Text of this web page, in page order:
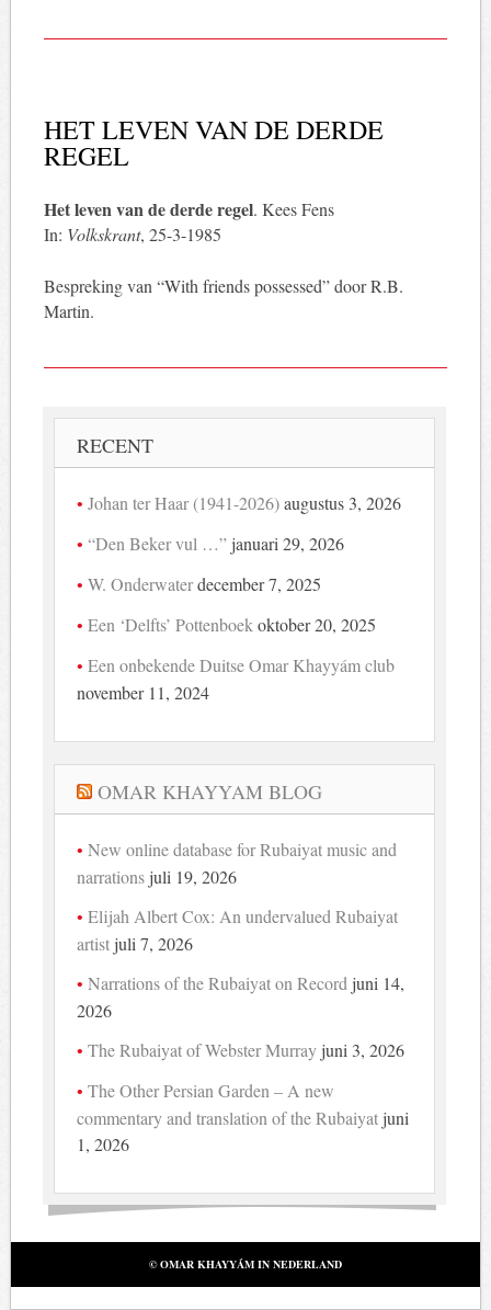
HET LEVEN VAN DE DERDE
REGEL
Het leven van de derde regel. Kees Fens
In: Volkskrant, 25-3-1985
Bespreking van “With friends possessed” door R.B.
Martin.
RECENT
Johan ter Haar (1941-2026) augustus 3, 2026
“Den Beker vul …” januari 29, 2026
W. Onderwaterdecember 7, 2025
Een ‘Delfts’ Pottenboek oktober 20, 2025
Een onbekende Duitse Omar Khayyám club
november 11, 2024
OMAR KHAYYAM BLOG
New online database for Rubaiyat music and
narrations juli 19, 2026
Elijah Albert Cox: An undervalued Rubaiyat
artist juli 7, 2026
Narrations of the Rubaiyat on Record juni 14,
2026
The Rubaiyat of Webster Murray juni 3, 2026
The Other Persian Garden – A new
commentary and translation of the Rubaiyat juni
1, 2026
© OMAR KHAYYÁM IN NEDERLAND